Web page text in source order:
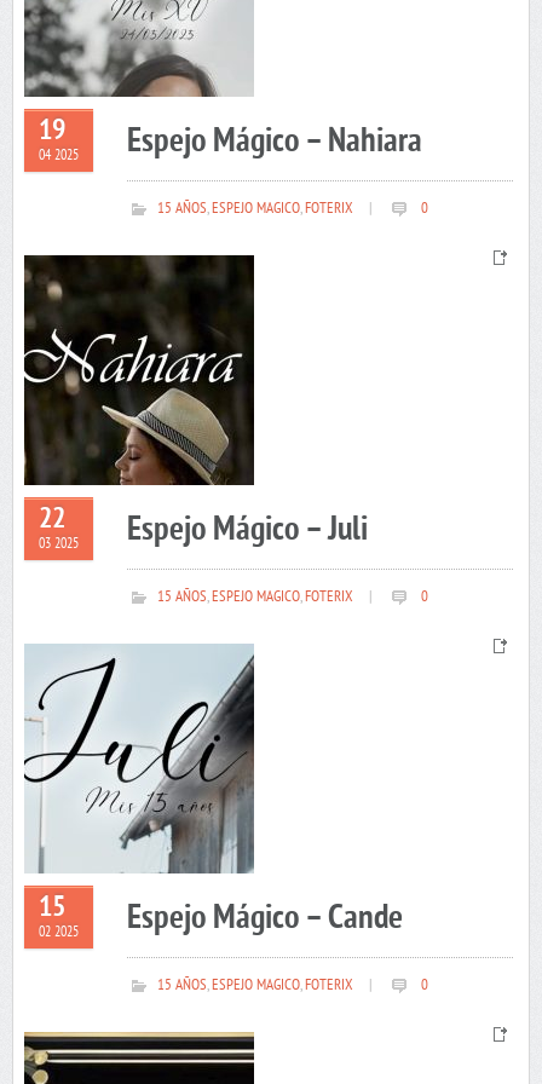
19
04 2025 Espejo Mágico – Nahiara
15 AÑOS,ESPEJO MAGICO,FOTERIX 0
22
03 2025 Espejo Mágico – Juli
15 AÑOS,ESPEJO MAGICO,FOTERIX 0
15
02 2025 Espejo Mágico – Cande
15 AÑOS,ESPEJO MAGICO,FOTERIX 0